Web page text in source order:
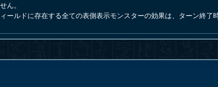
ん。
ールドに存在する全ての表側表示モンスターの効果は、ターン終了